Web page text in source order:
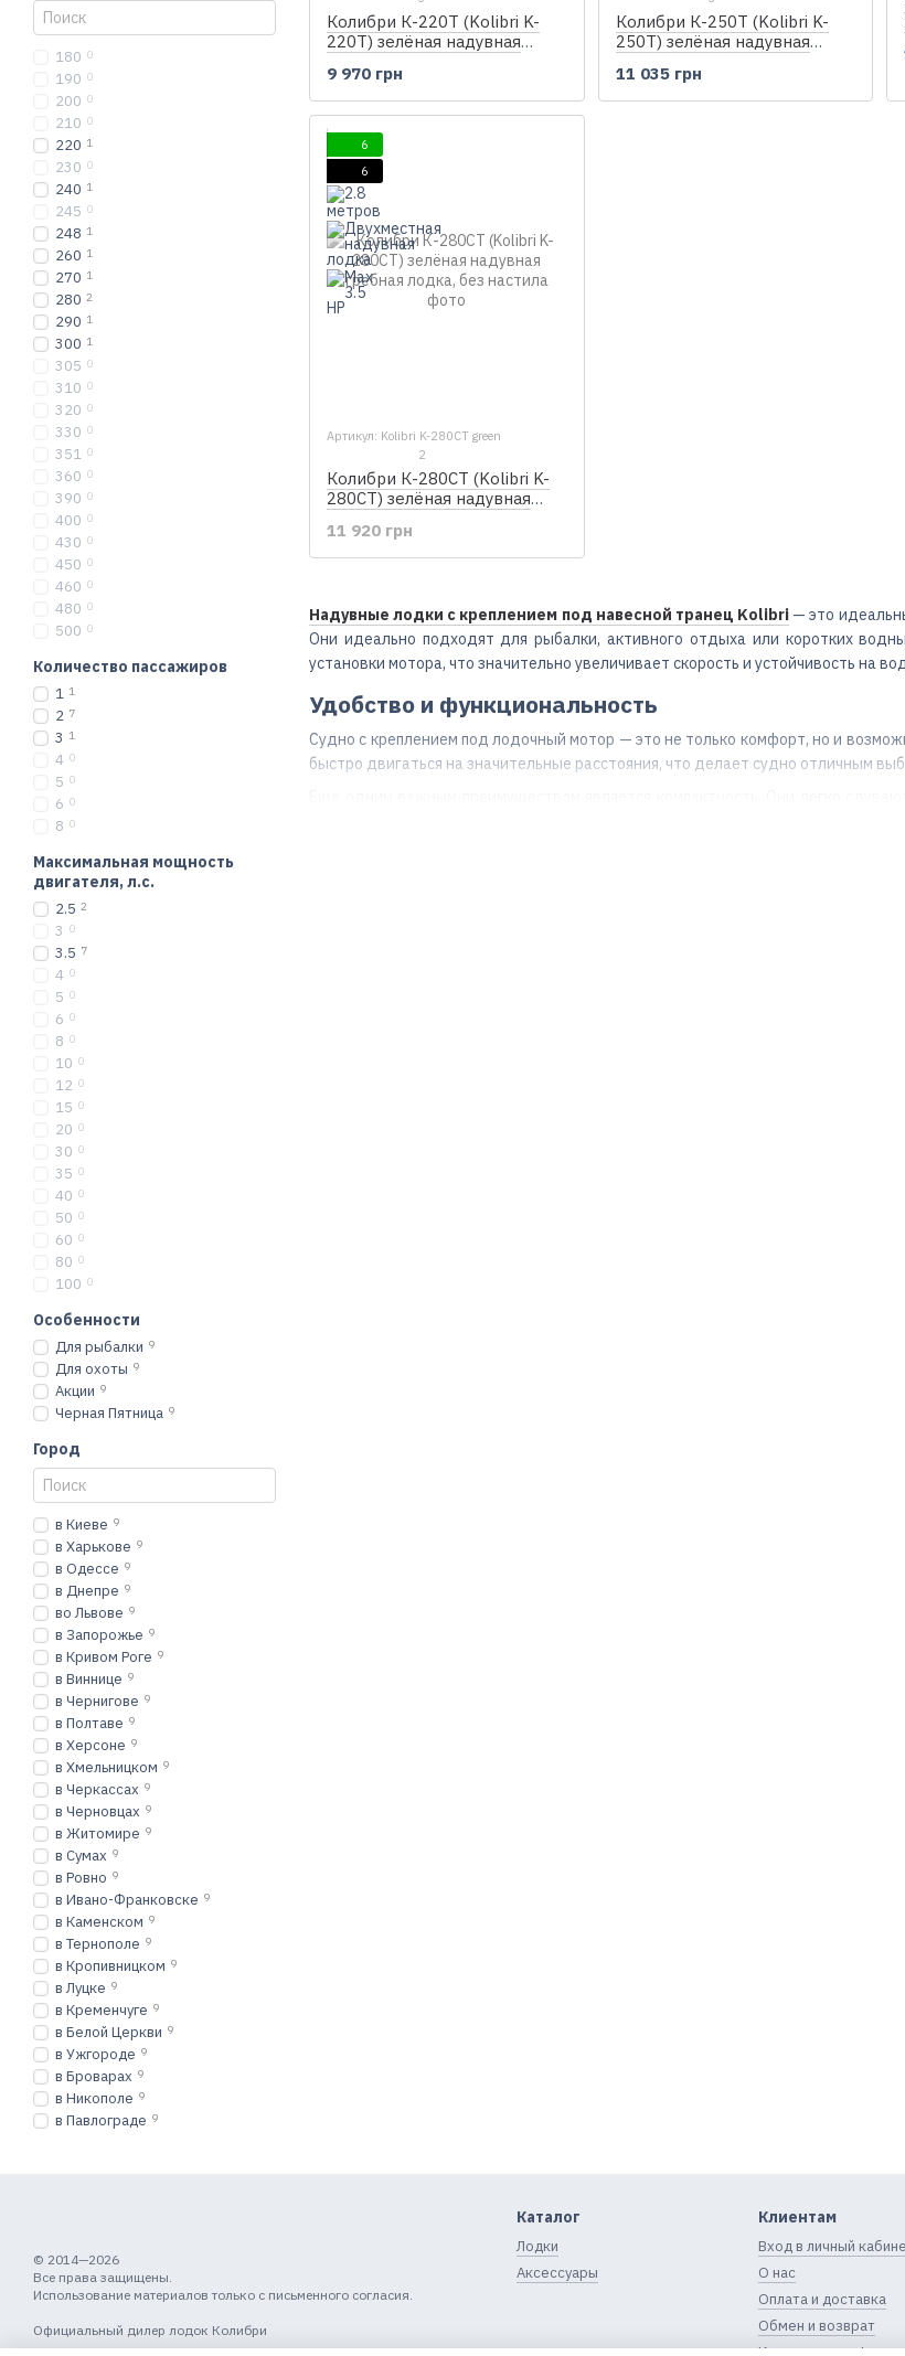
Надувные лодки с креплением под навесной транец Kolibri — это
Они идеально подходят для рыбалки, активного отдыха или коротких
установки мотора, что значительно увеличивает скорость и устойчивость на
Удобство и функциональность
Судно с креплением под лодочный мотор — это не только комфорт, но и
быстро двигаться на значительные расстояния, что делает судно отличным
Колибри К-220Т (Kolibri K-
220T) зелёная надувная
9 970 грн
Колибри К-250Т (Kolibri K-
250T) зелёная надувная
11 035 грн
6
6
Артикул: Kolibri K-280CT green
2
Колибри К-280СТ (Kolibri K-
280CT) зелёная надувная
11 920 грн
180 0
190 0
200 0
210 0
220 1
230 0
240 1
245 0
248 1
260 1
270 1
280 2
290 1
300 1
305 0
310 0
320 0
330 0
351 0
360 0
390 0
400 0
430 0
450 0
460 0
480 0
500 0
Количество пассажиров
1 1
2 7
3 1
4 0
5 0
6 0
8 0
Максимальная мощность
двигателя, л.с.
2.5 2
3 0
3.5 7
4 0
5 0
6 0
8 0
10 0
12 0
15 0
20 0
30 0
35 0
40 0
50 0
60 0
80 0
100 0
Особенности
Для рыбалки 9
Для охоты 9
Акции 9
Черная Пятница 9
Город
в Киеве 9
в Харькове 9
в Одессе 9
в Днепре 9
во Львове 9
в Запорожье 9
в Кривом Роге 9
в Виннице 9
в Чернигове 9
в Полтаве 9
в Херсоне 9
в Хмельницком 9
в Черкассах 9
в Черновцах 9
в Житомире 9
в Сумах 9
в Ровно 9
в Ивано-Франковске 9
в Каменском 9
в Тернополе 9
в Кропивницком 9
в Луцке 9
в Кременчуге 9
в Белой Церкви 9
в Ужгороде 9
в Броварах 9
в Никополе 9
в Павлограде 9
© 2014—2026
Все права защищены.
Использование материалов только с письменного согласия.
Официальный дилер лодок Колибри
Каталог
Лодки
Аксессуары
Клиентам
Вход в личный
О нас
Оплата и доставка
Обмен и возврат
Контактная